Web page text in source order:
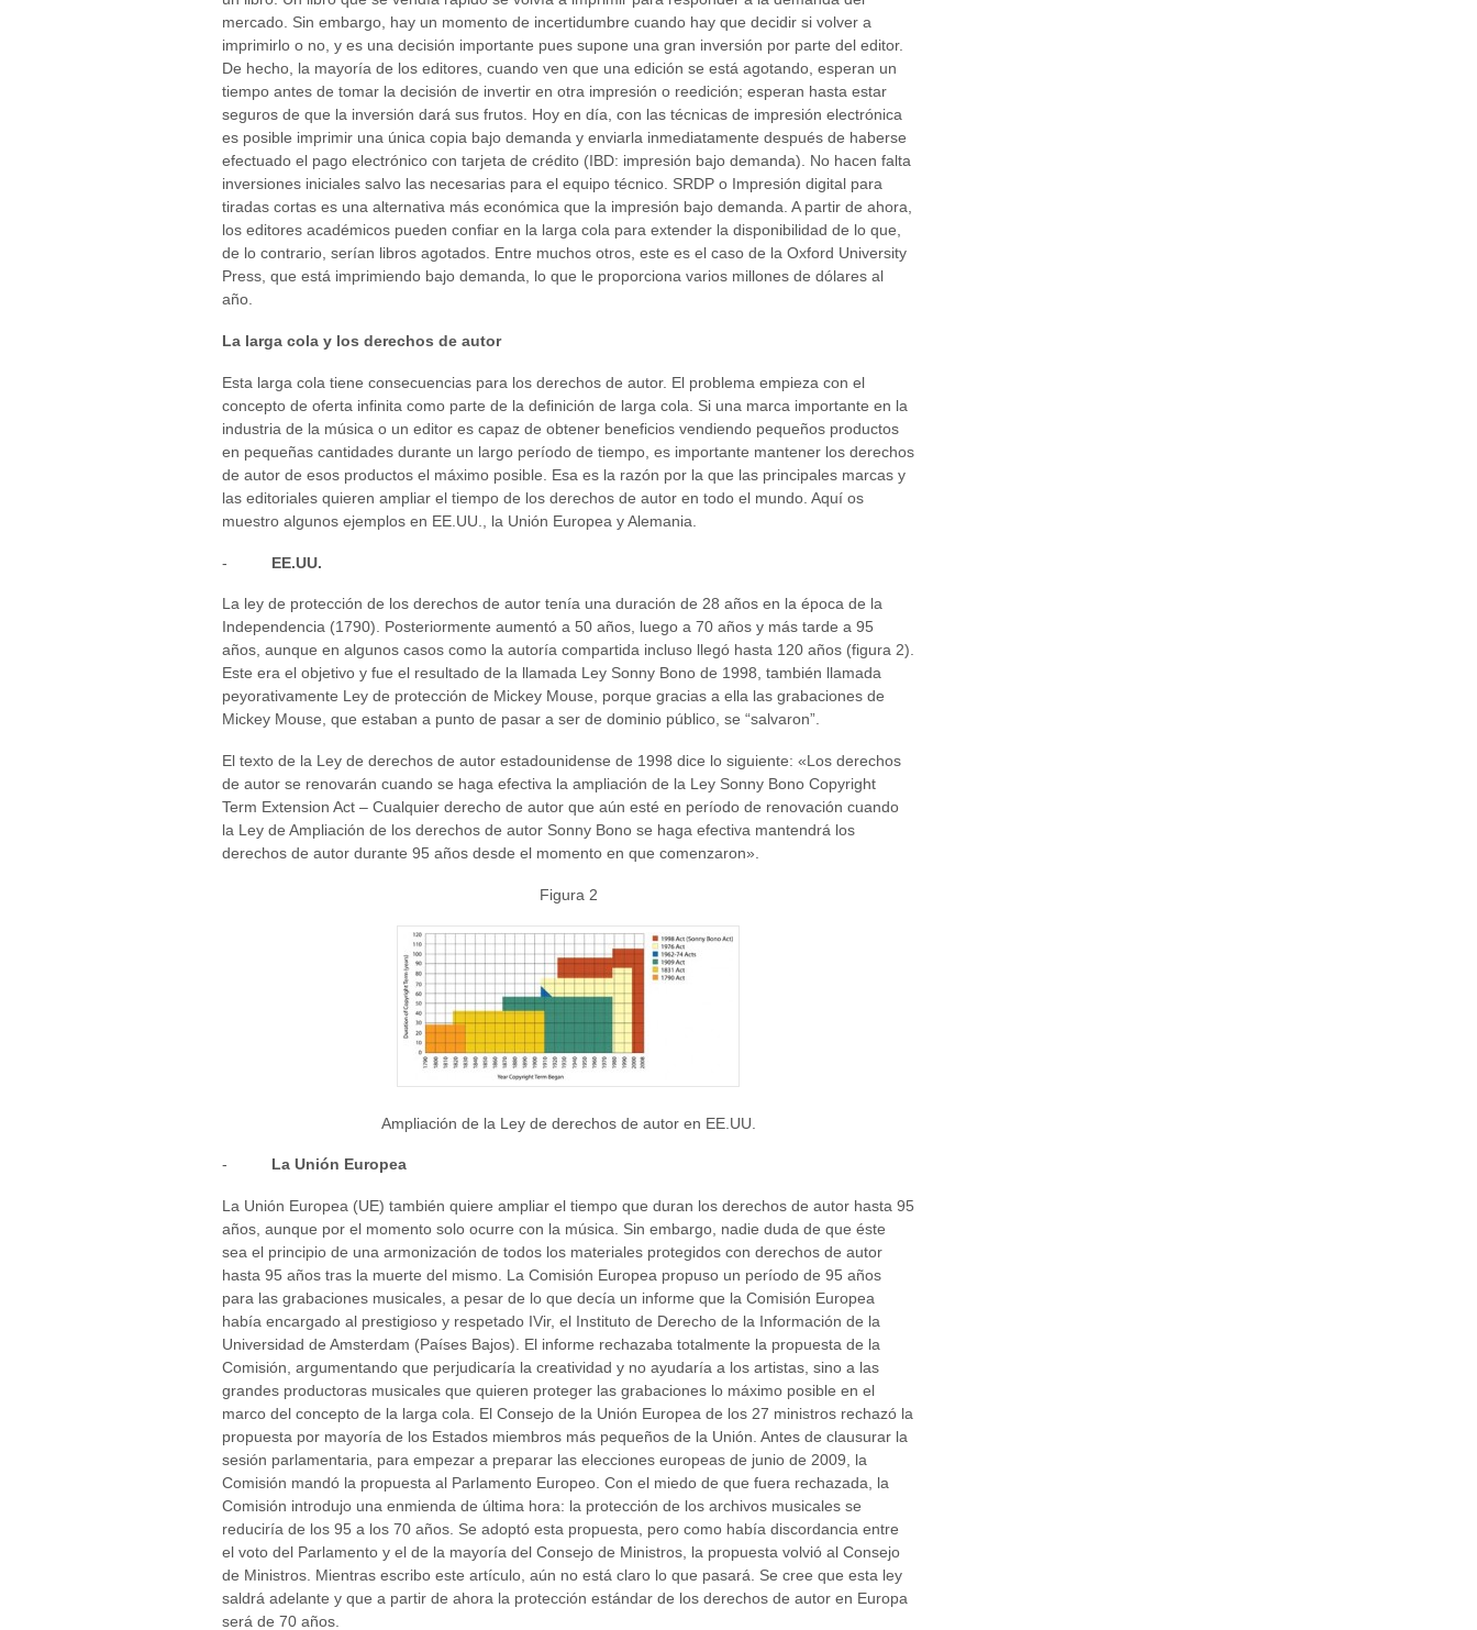
mercado. Sin embargo, hay un momento de incertidumbre cuando hay que decidir si volver a
imprimirlo o no, y es una decisión importante pues supone una gran inversión por parte del editor.
De hecho, la mayoría de los editores, cuando ven que una edición se está agotando, esperan un
tiempo antes de tomar la decisión de invertir en otra impresión o reedición; esperan hasta estar
seguros de que la inversión dará sus frutos. Hoy en día, con las técnicas de impresión electrónica
es posible imprimir una única copia bajo demanda y enviarla inmediatamente después de haberse
efectuado el pago electrónico con tarjeta de crédito (IBD: impresión bajo demanda). No hacen falta
inversiones iniciales salvo las necesarias para el equipo técnico. SRDP o Impresión digital para
tiradas cortas es una alternativa más económica que la impresión bajo demanda. A partir de ahora,
los editores académicos pueden confiar en la larga cola para extender la disponibilidad de lo que,
de lo contrario, serían libros agotados. Entre muchos otros, este es el caso de la Oxford University
Press, que está imprimiendo bajo demanda, lo que le proporciona varios millones de dólares al
año.
La larga cola y los derechos de autor
Esta larga cola tiene consecuencias para los derechos de autor. El problema empieza con el
concepto de oferta infinita como parte de la definición de larga cola. Si una marca importante en la
industria de la música o un editor es capaz de obtener beneficios vendiendo pequeños productos
en pequeñas cantidades durante un largo período de tiempo, es importante mantener los derechos
de autor de esos productos el máximo posible. Esa es la razón por la que las principales marcas y
las editoriales quieren ampliar el tiempo de los derechos de autor en todo el mundo. Aquí os
muestro algunos ejemplos en EE.UU., la Unión Europea y Alemania.
- EE.UU.
La ley de protección de los derechos de autor tenía una duración de 28 años en la época de la
Independencia (1790). Posteriormente aumentó a 50 años, luego a 70 años y más tarde a 95
años, aunque en algunos casos como la autoría compartida incluso llegó hasta 120 años (figura 2).
Este era el objetivo y fue el resultado de la llamada Ley Sonny Bono de 1998, también llamada
peyorativamente Ley de protección de Mickey Mouse, porque gracias a ella las grabaciones de
Mickey Mouse, que estaban a punto de pasar a ser de dominio público, se “salvaron”.
El texto de la Ley de derechos de autor estadounidense de 1998 dice lo siguiente: «Los derechos
de autor se renovarán cuando se haga efectiva la ampliación de la Ley Sonny Bono Copyright
Term Extension Act – Cualquier derecho de autor que aún esté en período de renovación cuando
la Ley de Ampliación de los derechos de autor Sonny Bono se haga efectiva mantendrá los
derechos de autor durante 95 años desde el momento en que comenzaron».
Figura 2
Ampliación de la Ley de derechos de autor en EE.UU.
- La Unión Europea
La Unión Europea (UE) también quiere ampliar el tiempo que duran los derechos de autor hasta 95
años, aunque por el momento solo ocurre con la música. Sin embargo, nadie duda de que éste
sea el principio de una armonización de todos los materiales protegidos con derechos de autor
hasta 95 años tras la muerte del mismo. La Comisión Europea propuso un período de 95 años
para las grabaciones musicales, a pesar de lo que decía un informe que la Comisión Europea
había encargado al prestigioso y respetado IVir, el Instituto de Derecho de la Información de la
Universidad de Amsterdam (Países Bajos). El informe rechazaba totalmente la propuesta de la
Comisión, argumentando que perjudicaría la creatividad y no ayudaría a los artistas, sino a las
grandes productoras musicales que quieren proteger las grabaciones lo máximo posible en el
marco del concepto de la larga cola. El Consejo de la Unión Europea de los 27 ministros rechazó la
propuesta por mayoría de los Estados miembros más pequeños de la Unión. Antes de clausurar la
sesión parlamentaria, para empezar a preparar las elecciones europeas de junio de 2009, la
Comisión mandó la propuesta al Parlamento Europeo. Con el miedo de que fuera rechazada, la
Comisión introdujo una enmienda de última hora: la protección de los archivos musicales se
reduciría de los 95 a los 70 años. Se adoptó esta propuesta, pero como había discordancia entre
el voto del Parlamento y el de la mayoría del Consejo de Ministros, la propuesta volvió al Consejo
de Ministros. Mientras escribo este artículo, aún no está claro lo que pasará. Se cree que esta ley
saldrá adelante y que a partir de ahora la protección estándar de los derechos de autor en Europa
será de 70 años.